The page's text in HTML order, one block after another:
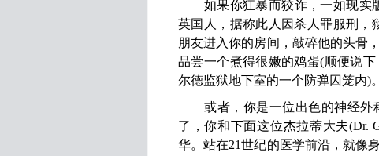
如果你狂暴而狡诈，一如现实版“
英国人，据称此人因杀人罪服刑，
朋友进入你的房间，敲碎他的头骨
品尝一个煮得很嫩的鸡蛋(顺便说
尔德监狱地下室的一个防弹囚笼内)。
或者，你是一位出色的神经外
了，你和下面这位杰拉蒂大夫(Dr.
华。站在21世纪的医学前沿，就像